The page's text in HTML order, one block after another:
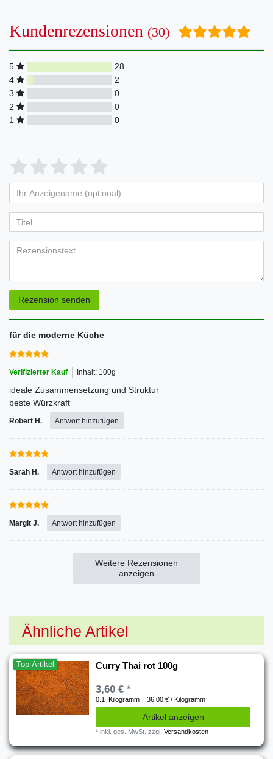
Kundenrezensionen (30)
5
28
4
2
3
0
2
0
1
0
Bewertungssterne
von
5
Bewertungssternen
4
von
5
Bewertungssternen
3
von
5
Bewertungssternen
2
von
5
Bewertungssternen
1
von
5
Bewertungssternen
Anzeigename
(optional)
Rezension senden
für die moderne Küche
Verifizierter Kauf Inhalt: 100g
ideale Zusammensetzung und Struktur
beste Würzkraft
Robert H. Antwort hinzufügen
Sarah H. Antwort hinzufügen
Margit J. Antwort hinzufügen
Weitere Rezensionen
anzeigen
Ähnliche Artikel
Top-Artikel Curry Thai rot 100g
3,60 € *
0.1 Kilogramm | 36,00 € / Kilogramm
Artikel anzeigen
*inkl. ges. MwSt. zzgl.Versandkosten